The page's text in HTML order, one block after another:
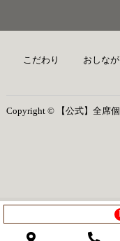
こだわり おしなが
Copyright © 【公式】全席